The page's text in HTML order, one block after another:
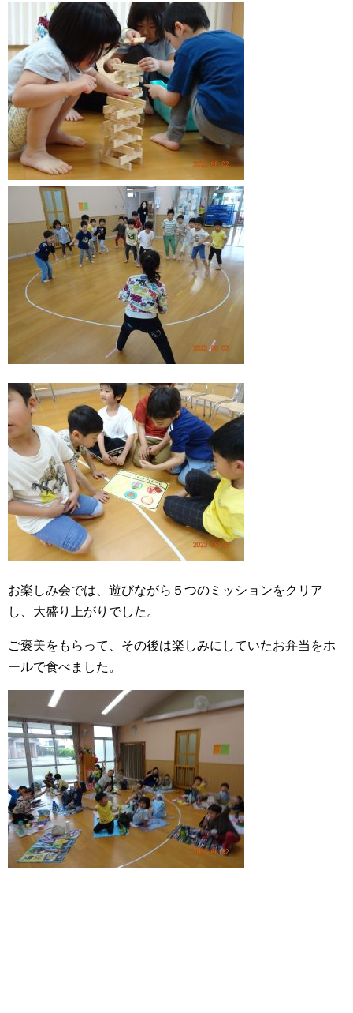
お楽しみ会では、遊びながら５つのミッションをクリア
し、大盛り上がりでした。
ご褒美をもらって、その後は楽しみにしていたお弁当をホ
ールで食べました。